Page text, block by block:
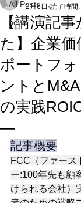
All Posts
news
【講演記
た】企業
ポートフ
ントと
の実践
―
2月6日 読了時間
記事概要
FCC（ファース
ー:100年先も顧
けられる会社）